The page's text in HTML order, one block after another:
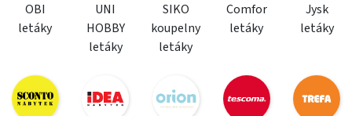
OBI
letáky
UNI
HOBBY
letáky
SIKO
koupelny
letáky
Comfor
letáky
Jysk
letáky